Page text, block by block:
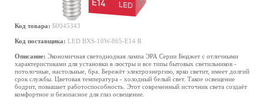
Код товара: Б0045343
Код поставщика: LED BXS-10W-865-E14 R
Описание: Экономичная светодиодная лампа ЭРА Серии Бюджет с отличными
характеристиками для установки в люстры и все типы бытовых светильников -
потолочные, настольные, бра. Бережёт электроэнергию, ярко светит, имеет долгий
срок службы. Цветовая температура - холодный белый свет. Такое освещение
бодрит, повышает работоспособность. Этот современный источник света создаёт
комфортное и безопасное для глаз освещение.